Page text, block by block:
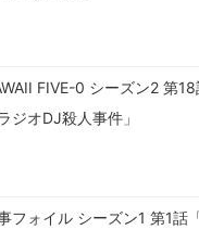
FIVE-0 シーズン2 第18
ラジオDJ殺人事件」
フォイル シーズン1 第1話